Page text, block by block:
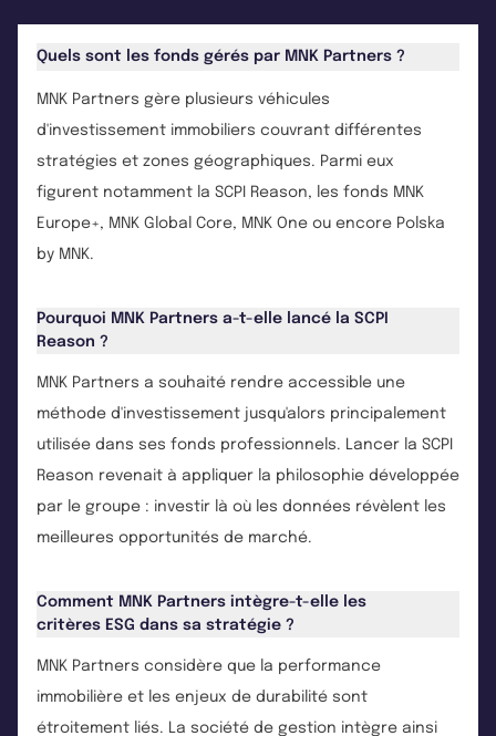
Quels sont les fonds gérés par MNK Partners ?
MNK Partners gère plusieurs véhicules
d'investissement immobiliers couvrant différentes
stratégies et zones géographiques. Parmi eux
figurent notamment la SCPI Reason, les fonds MNK
Europe+, MNK Global Core, MNK One ou encore Polska
by MNK.
Pourquoi MNK Partners a-t-elle lancé la SCPI
Reason ?
MNK Partners a souhaité rendre accessible une
méthode d'investissement jusqu'alors principalement
utilisée dans ses fonds professionnels. Lancer la SCPI
Reason revenait à appliquer la philosophie développée
par le groupe : investir là où les données révèlent les
meilleures opportunités de marché.
Comment MNK Partners intègre-t-elle les
critères ESG dans sa stratégie ?
MNK Partners considère que la performance
immobilière et les enjeux de durabilité sont
étroitement liés. La société de gestion intègre ainsi